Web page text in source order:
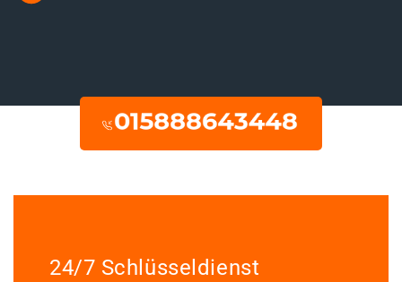
24/7 Schlüsseldienst